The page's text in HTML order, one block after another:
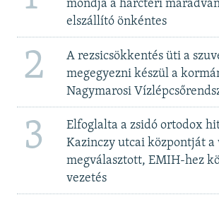
mondja a harctéri
elszállító önkéntes
2
A rezsicsökkentés üti a
megegyezni készül a
Nagymarosi
3
Elfoglalta a zsidó ortodox
Kazinczy utcai központját
megválasztott, EMIH-hez
vezetés